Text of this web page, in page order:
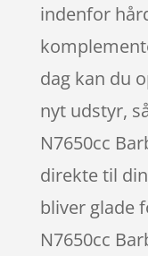
indenfor
dag kan du
nyt udstyr,
N7650cc
direkte til
bliver glade
N7650cc